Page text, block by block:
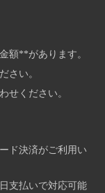
額**があります。
さい。
せください。
ド決済がご利用い
支払いで対応可能